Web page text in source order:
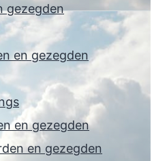
gezegden
en gezegden
en gezegden
en gezegden